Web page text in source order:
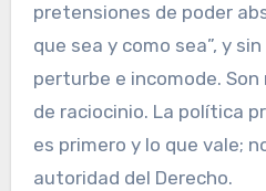
pretensiones de poder
que sea y como sea”, y
perturbe e incomode.
de raciocinio. La política
es primero y lo que vale;
autoridad del Derecho.